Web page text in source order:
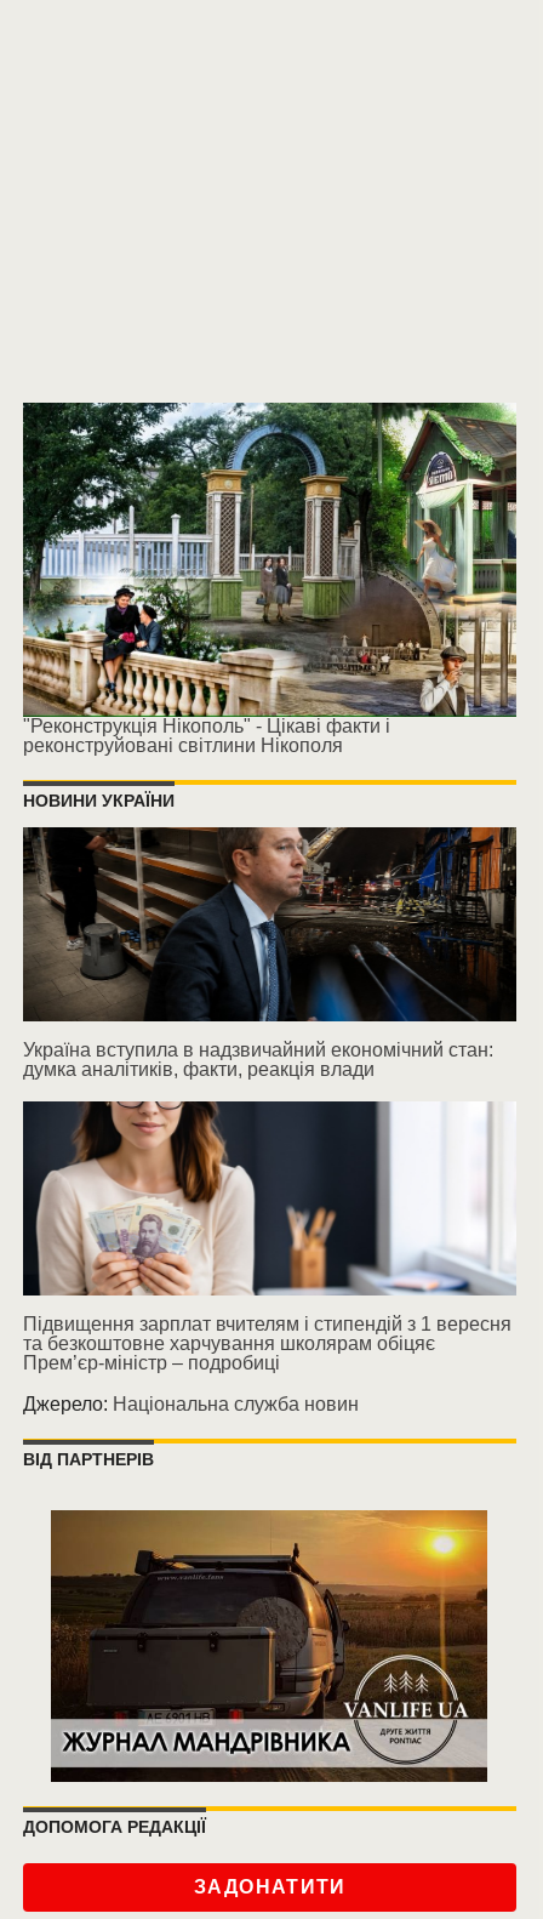
"Реконструкція Нікополь" - Цікаві факти і
реконструйовані світлини Нікополя
НОВИНИ УКРАЇНИ
Україна вступила в надзвичайний економічний стан:
думка аналітиків, факти, реакція влади
Підвищення зарплат вчителям і стипендій з 1 вересня
та безкоштовне харчування школярам обіцяє
Прем’єр-міністр – подробиці
Джерело: Національна служба новин
ВІД ПАРТНЕРІВ
ДОПОМОГА РЕДАКЦІЇ
ЗАДОНАТИТИ